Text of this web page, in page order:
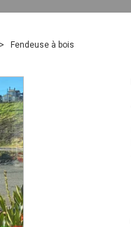
Fendeuse à bois